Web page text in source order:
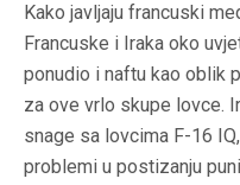
Kako javljaju francuski
Francuske i Iraka oko
ponudio i naftu kao oblik
za ove vrlo skupe lovce.
snage sa lovcima F-16
problemi u postizanju